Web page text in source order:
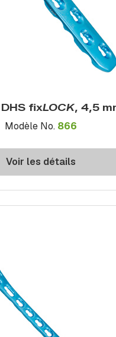
fixLOCK, 4,5
Modèle No. 866
Voir les détails